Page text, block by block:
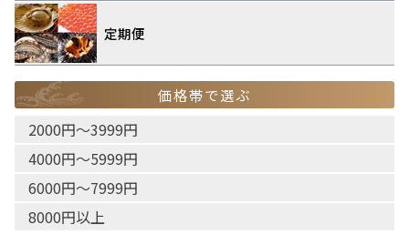
定期便
価格帯で選ぶ
2000円〜3999円
4000円〜5999円
6000円〜7999円
8000円以上